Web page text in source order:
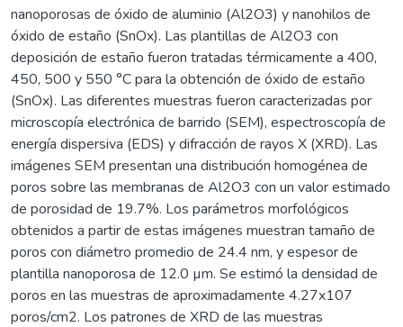
nanoporosas de óxido de aluminio (Al2O3) y nanohilos de
óxido de estaño (SnOx). Las plantillas de Al2O3 con
deposición de estaño fueron tratadas térmicamente a 400,
450, 500 y 550 °C para la obtención de óxido de estaño
(SnOx). Las diferentes muestras fueron caracterizadas por
microscopía electrónica de barrido (SEM), espectroscopía de
energía dispersiva (EDS) y difracción de rayos X (XRD). Las
imágenes SEM presentan una distribución homogénea de
poros sobre las membranas de Al2O3 con un valor estimado
de porosidad de 19.7%. Los parámetros morfológicos
obtenidos a partir de estas imágenes muestran tamaño de
poros con diámetro promedio de 24.4 nm, y espesor de
plantilla nanoporosa de 12.0 µm. Se estimó la densidad de
poros en las muestras de aproximadamente 4.27x107
poros/cm2. Los patrones de XRD de las muestras